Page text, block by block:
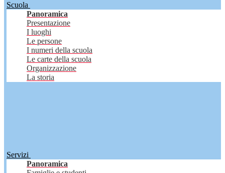
Scuola
Panoramica
Presentazione
I luoghi
Le persone
I numeri della scuola
Le carte della scuola
Organizzazione
La storia
Servizi
Panoramica